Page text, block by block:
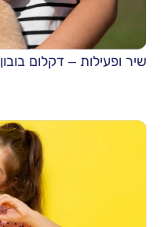
שיר ופעילות – דקלום בובון